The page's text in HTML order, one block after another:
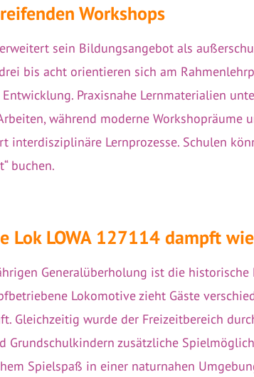
Workshops
sein Bildungsangebot als
bis acht orientieren sich am
Praxisnahe Lernmaterialien
während moderne
interdisziplinäre Lernprozesse. Schulen
buchen.
Lok LOWA 127114 dampft
Generalüberholung ist die
Lokomotive zieht Gäste
Gleichzeitig wurde der Freizeitbereich
Grundschulkindern zusätzliche
Spielspaß in einer naturnahen